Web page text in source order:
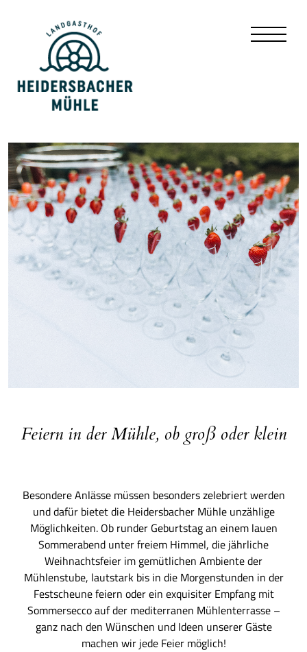
Feiern in der Mühle, ob groß oder klein
Besondere Anlässe müssen besonders zelebriert werden
und dafür bietet die Heidersbacher Mühle unzählige
Möglichkeiten. Ob runder Geburtstag an einem lauen
Sommerabend unter freiem Himmel, die jährliche
Weihnachtsfeier im gemütlichen Ambiente der
Mühlenstube, lautstark bis in die Morgenstunden in der
Festscheune feiern oder ein exquisiter Empfang mit
Sommersecco auf der mediterranen Mühlenterrasse –
ganz nach den Wünschen und Ideen unserer Gäste
machen wir jede Feier möglich!